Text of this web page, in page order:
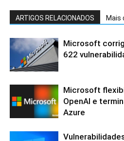
ARTIGOS RELACIONADOS Mais
Microsoft
622
Microsoft
OpenAI e
Azure